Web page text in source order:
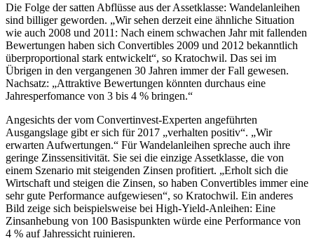
Die Folge der satten Abflüsse aus der Assetklasse: Wandelanleihen
sind billiger geworden. „Wir sehen derzeit eine ähnliche Situation
wie auch 2008 und 2011: Nach einem schwachen Jahr mit fallenden
Bewertungen haben sich Convertibles 2009 und 2012 bekanntlich
überproportional stark entwickelt“, so Kratochwil. Das sei im
Übrigen in den vergangenen 30 Jahren immer der Fall gewesen.
Nachsatz: „Attraktive Bewertungen könnten durchaus eine
Jahresperfomance von 3 bis 4 % bringen.“
Angesichts der vom Convertinvest-Experten angeführten
Ausgangslage gibt er sich für 2017 „verhalten positiv“. „Wir
erwarten Aufwertungen.“ Für Wandelanleihen spreche auch ihre
geringe Zinssensitivität. Sie sei die einzige Assetklasse, die von
einem Szenario mit steigenden Zinsen profitiert. „Erholt sich die
Wirtschaft und steigen die Zinsen, so haben Convertibles immer eine
sehr gute Performance aufgewiesen“, so Kratochwil. Ein anderes
Bild zeige sich beispielsweise bei High-Yield-Anleihen: Eine
Zinsanhebung von 100 Basispunkten würde eine Performance von
4 % auf Jahressicht ruinieren.